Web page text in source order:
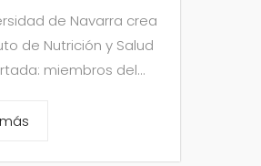
de Navarra crea
de Nutrición y Salud
miembros del...